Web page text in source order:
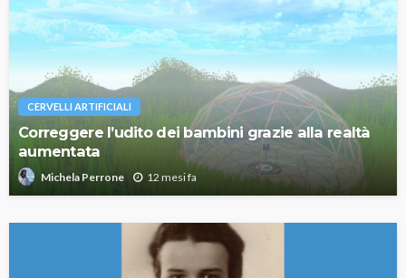
CERVELLI ARTIFICIALI
Correggere l’udito dei bambini grazie alla realtà
aumentata
Michela Perrone 12 mesi fa